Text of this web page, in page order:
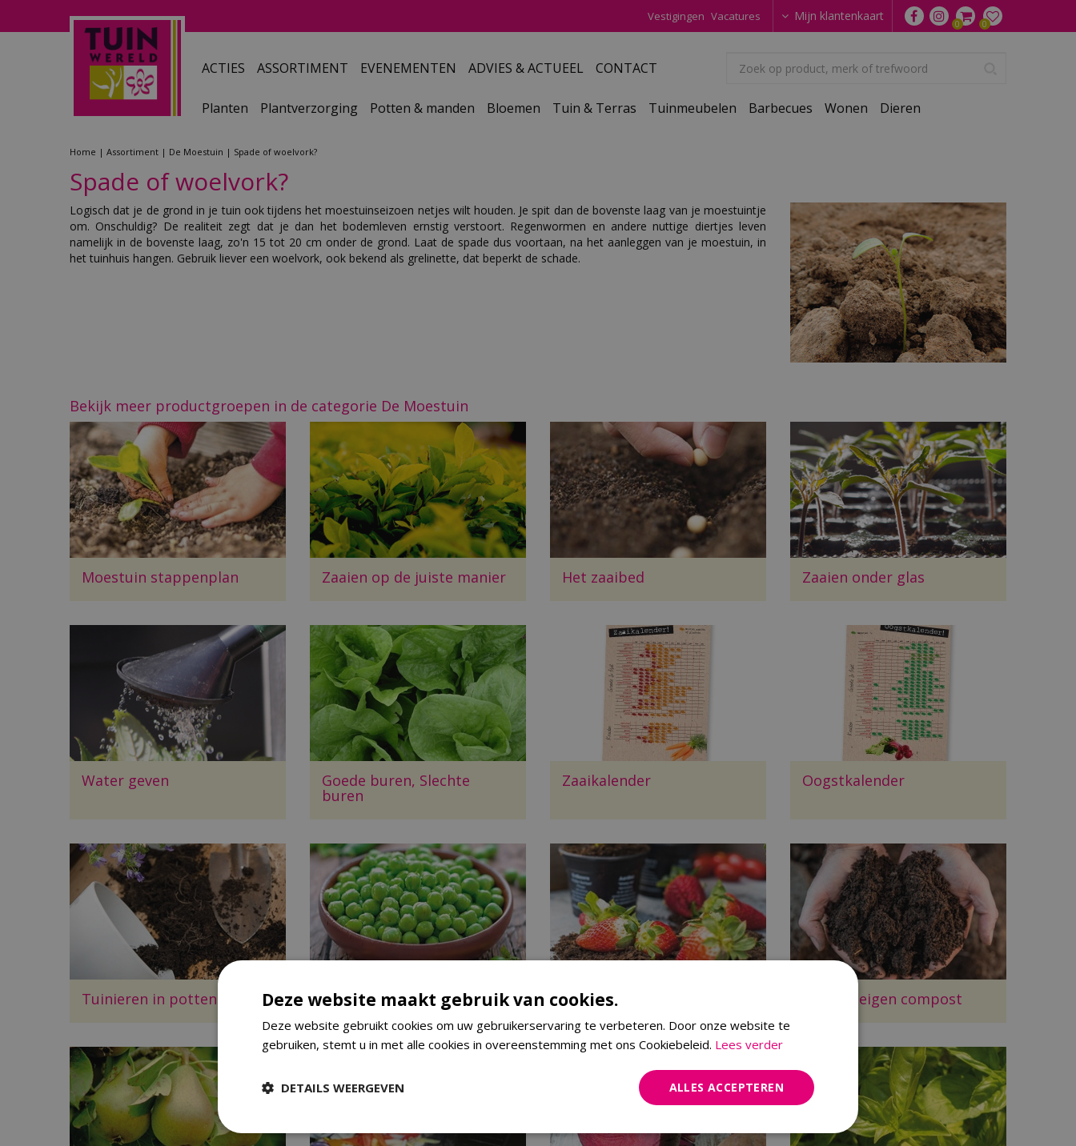
Home Assortiment De Moestuin Spade of woelvork?
Vestigingen Vacatures Mijn klantenkaart
ACTIES ASSORTIMENT EVENEMENTEN ADVIES & ACTUEEL CONTACT
Planten Plantverzorging Potten & manden Bloemen Tuin & Terras Tuinmeubelen Barbecues Wonen Dieren
Spade of woelvork?
Logisch dat je de grond in je tuin ook tijdens het moestuinseizoen netjes wilt houden. Je spit dan de bovenste laag van je moestuintje
om. Onschuldig? De realiteit zegt dat je dan het bodemleven ernstig verstoort. Regenwormen en andere nuttige diertjes leven
namelijk in de bovenste laag, zo'n 15 tot 20 cm onder de grond. Laat de spade dus voortaan, na het aanleggen van je moestuin, in
het tuinhuis hangen. Gebruik liever een woelvork, ook bekend als grelinette, dat beperkt de schade.
Bekijk meer productgroepen in de categorie De Moestuin
Moestuin stappenplan Zaaien op de juiste manier Het zaaibed Zaaien onder glas
Water geven Goede buren, Slechte
buren
Zaaikalender Oogstkalender
Tuinieren in potten Erwten Aardbeien en hun kindjes Maak je eigen compost
Deze website maakt gebruik van cookies.
Deze website gebruikt cookies om uw gebruikerservaring te verbeteren. Door onze website te
gebruiken, stemt u in met alle cookies in overeenstemming met ons Cookiebeleid. Lees verder
ALLES ACCEPTEREN
DETAILS WEERGEVEN